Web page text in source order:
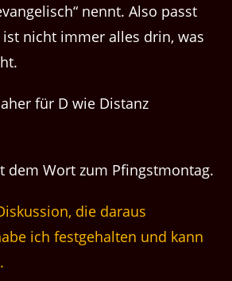
nennt. Also passt
nicht immer alles drin, was
für D wie Distanz
dem Wort zum Pfingstmontag.
die daraus
ich festgehalten und kann